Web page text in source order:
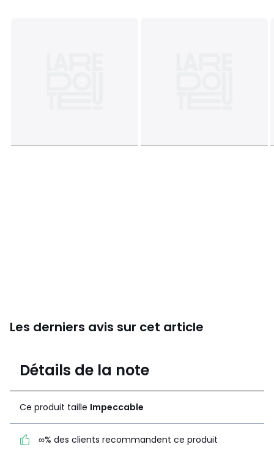
Les derniers avis sur cet article
5
de moyenne
obtenue sur
Détails de la note
Ce produit taille Impeccable
∞% des clients recommandent ce produit